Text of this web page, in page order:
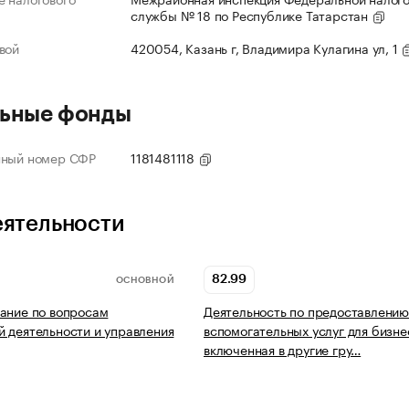
службы № 18 по Республике Татарстан
420054, Казань г, Владимира Кулагина ул, 1
фонды
номер СФР 1181481118
ОСНОВНОЙ
по вопросам
и управления
82.99
Деятельность по
вспомогательных услуг для
включенная в другие гру…